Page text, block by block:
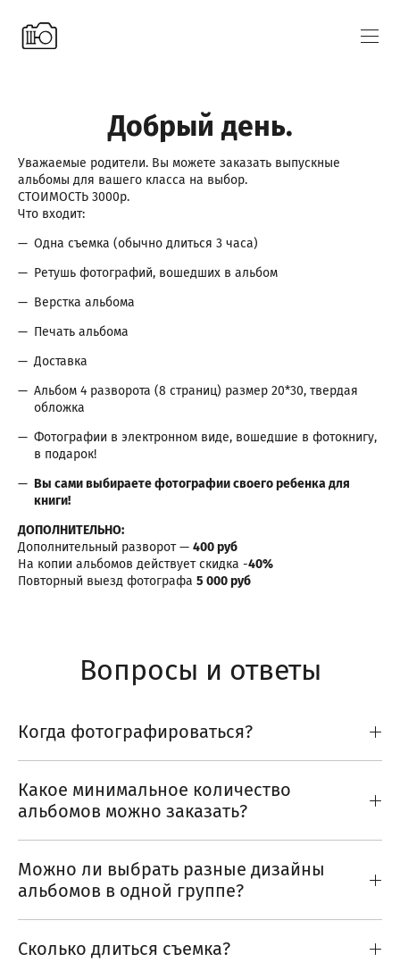
Добрый день.
Уважаемые родители. Вы можете заказать выпускные
альбомы для вашего класса на выбор.
СТОИМОСТЬ 3000р.
Что входит:
Одна съемка (обычно длиться 3 часа)
Ретушь фотографий, вошедших в альбом
Верстка альбома
Печать альбома
Доставка
Альбом 4 разворота (8 страниц) размер 20*30, твердая
обложка
Фотографии в электронном виде, вошедшие в фотокнигу,
в подарок!
Вы сами выбираете фотографии своего ребенка для
книги!
ДОПОЛНИТЕЛЬНО:
Дополнительный разворот — 400 руб
На копии альбомов действует скидка -40%
Повторный выезд фотографа 5 000 руб
Вопросы и ответы
Когда фотографироваться?
Какое минимальное количество
альбомов можно заказать?
Можно ли выбрать разные дизайны
альбомов в одной группе?
Сколько длиться съемка?